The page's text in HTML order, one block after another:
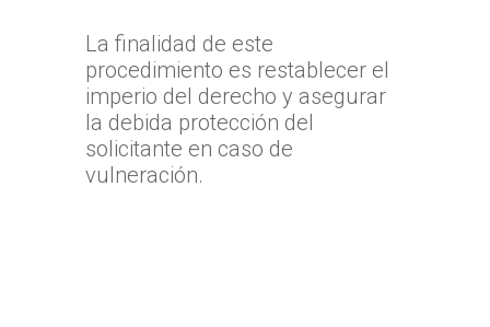
La finalidad de este
procedimiento es restablecer el
imperio del derecho y asegurar
la debida protección del
solicitante en caso de
vulneración.